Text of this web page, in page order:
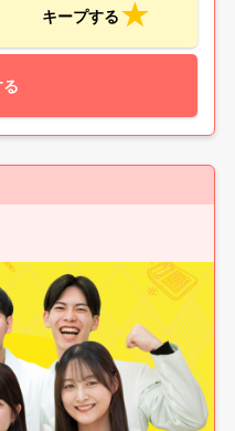
キープする